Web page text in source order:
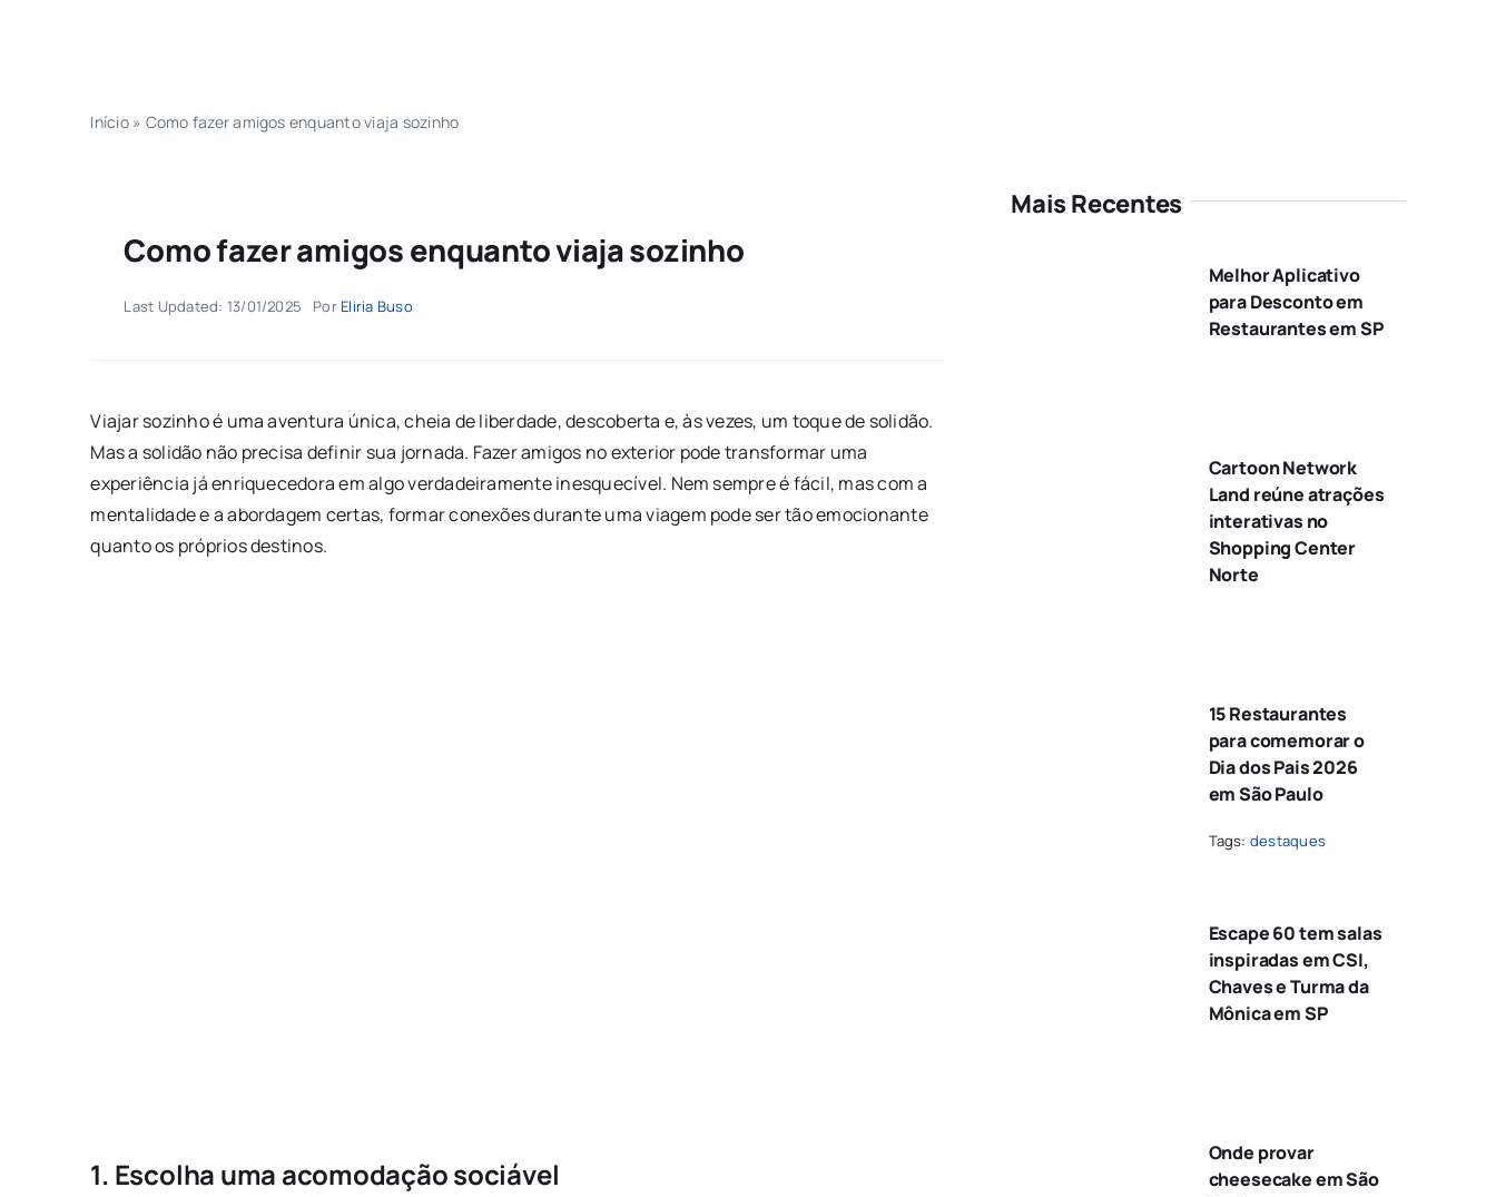
Início» Como fazer amigos enquanto viaja sozinho
Como fazer amigos enquanto viaja sozinho
Last Updated: 13/01/2025 PorEliria Buso
Viajar sozinho é uma aventura única, cheia de liberdade, descoberta e, às vezes, um toque de solidão.
Mas a solidão não precisa definir sua jornada. Fazer amigos no exterior pode transformar uma
experiência já enriquecedora em algo verdadeiramente inesquecível. Nem sempre é fácil, mas com a
mentalidade e a abordagem certas, formar conexões durante uma viagem pode ser tão emocionante
quanto os próprios destinos.
1. Escolha uma acomodação sociável
Mais Recentes
Melhor Aplicativo
para Desconto em
Restaurantes em SP
Cartoon Network
Land reúne atrações
interativas no
Shopping Center
Norte
15 Restaurantes
para comemorar o
Dia dos Pais 2026
em São Paulo
Tags: destaques
Escape 60 tem salas
inspiradas em CSI,
Chaves e Turma da
Mônica em SP
Onde provar
cheesecake em São